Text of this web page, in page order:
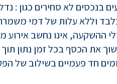
בנכסים לא סחירים כגון :
וללא עלות של דמי
ההשקעה, אינו נחשב אירוע
הכסף בכל זמן נתון תוך 7 ימי עסקים.
חד פעמיים בשילוב של